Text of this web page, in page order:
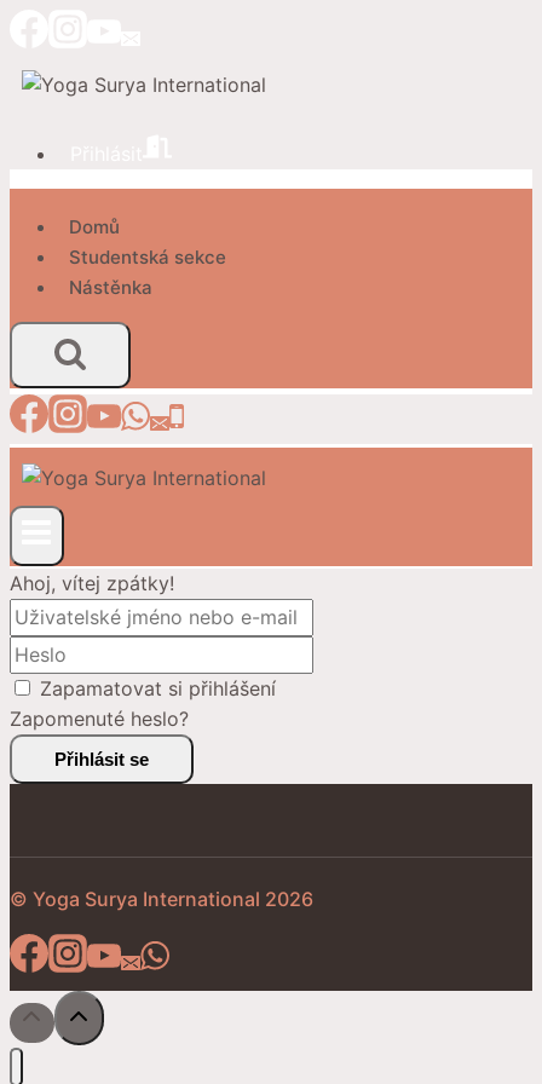
obsah
Domů
Studentská sekce
Nástěnka
Ahoj, vítej zpátky!
Zapamatovat si přihlášení
Zapomenuté heslo?
Přihlásit se
© Yoga Surya International 2026